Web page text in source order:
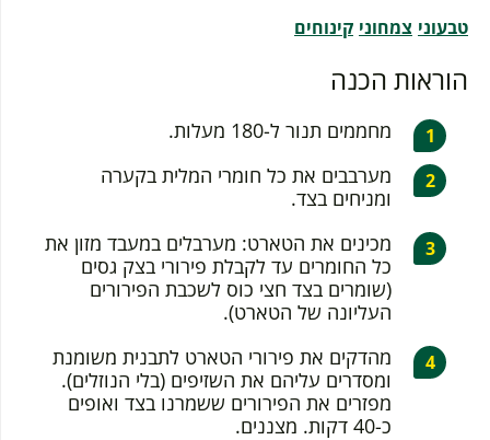
טבעוני צמחוני קינוחים
הוראות הכנה
מחממים תנור ל-180 מעלות.
מערבבים את כל חומרי המלית בקערה
ומניחים בצד.
מכינים את הטארט: מערבלים במעבד מזון את
כל החומרים עד לקבלת פירורי בצק גסים
(שומרים בצד חצי כוס לשכבת הפירורים
העליונה של הטארט).
מהדקים את פירורי הטארט לתבנית משומנת
ומסדרים עליהם את השזיפים (בלי הנוזלים).
מפזרים את הפירורים ששמרנו בצד ואופים
כ-40 דקות. מצננים.